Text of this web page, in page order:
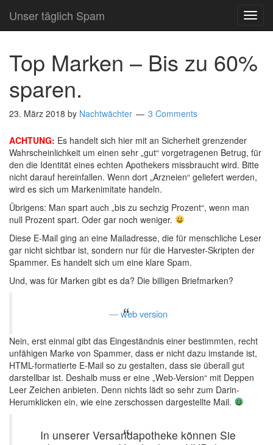
Unser täglich Spam
Top Marken – Bis zu 60%
sparen.
23. März 2018 by Nachtwächter 3 Comments
ACHTUNG: Es handelt sich hier mit an Sicherheit grenzender
Wahrscheinlichkeit um einen sehr „gut“ vorgetragenen Betrug, für
den die Identität eines echten Apothekers missbraucht wird. Bitte
nicht darauf hereinfallen. Wenn dort „Arzneien“ geliefert werden,
wird es sich um Markenimitate handeln.
Übrigens: Man spart auch „bis zu sechzig Prozent“, wenn man
null Prozent spart. Oder gar noch weniger.
Diese E-Mail ging an eine Mailadresse, die für menschliche Leser
gar nicht sichtbar ist, sondern nur für die Harvester-Skripten der
Spammer. Es handelt sich um eine klare Spam.
Und, was für Marken gibt es da? Die billigen Briefmarken?
web version
Nein, erst einmal gibt das Eingeständnis einer bestimmten, recht
unfähigen Marke von Spammer, dass er nicht dazu imstande ist,
HTML-formatierte E-Mail so zu gestalten, dass sie überall gut
darstellbar ist. Deshalb muss er eine „Web-Version“ mit Deppen
Leer Zeichen anbieten. Denn nichts lädt so sehr zum Darin-
Herumklicken ein, wie eine zerschossen dargestellte Mail.
In unserer Versandapotheke können Sie